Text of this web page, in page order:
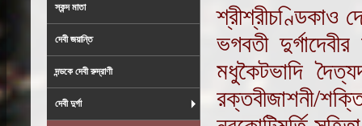
স্কন্দ মাতা
দেবী জয়ান্তি
দন্ডকে দেবী রুদ্রাণী
দেবী দুর্গা
শ্রীশ্রীচণ্ডিকাও
ভগবতী
মধুকৈটভাদি
রক্তবীজাশনী/